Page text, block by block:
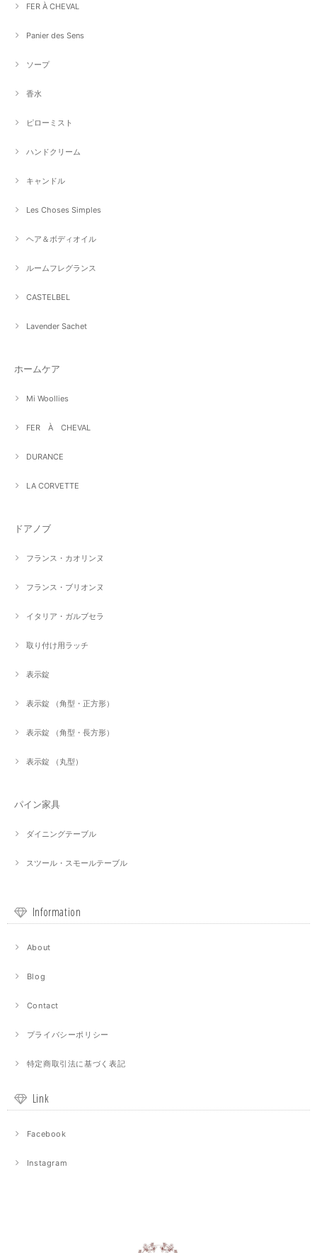
FER À CHEVAL
Panier des Sens
ソープ
香水
ピローミスト
ハンドクリーム
キャンドル
Les Choses Simples
ヘア＆ボディオイル
ルームフレグランス
CASTELBEL
Lavender Sachet
ホームケア
Mi Woollies
FER À CHEVAL
DURANCE
LA CORVETTE
ドアノブ
フランス・カオリンヌ
フランス・ブリオンヌ
イタリア・ガルブセラ
取り付け用ラッチ
表示錠
表示錠 （角型・正方形）
表示錠 （角型・長方形）
表示錠 （丸型）
パイン家具
ダイニングテーブル
スツール・スモールテーブル
Information
About
Blog
Contact
プライバシーポリシー
特定商取引法に基づく表記
Link
Facebook
Instagram